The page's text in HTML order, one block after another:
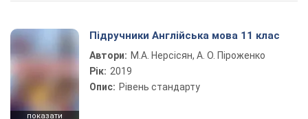
показати
Підручники Англійська мова 11 клас
Автори: М.А. Нерсісян, А. О. Піроженко
Рік: 2019
Опис: Рівень стандарту